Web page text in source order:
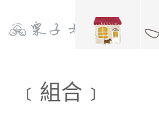
﹝組合﹞